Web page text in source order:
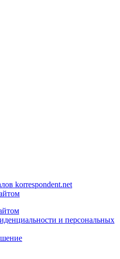
korrespondent.net
и персональных